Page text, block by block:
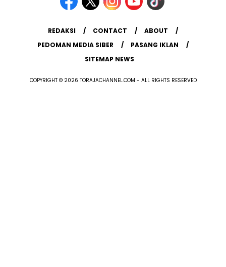
REDAKSI CONTACT
ABOUT
PEDOMAN MEDIA SIBER
PASANG IKLAN
SITEMAP NEWS
COPYRIGHT © 2026 TORAJACHANNEL.COM - ALL RIGHTS RESERVED